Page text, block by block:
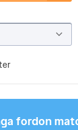
fordon